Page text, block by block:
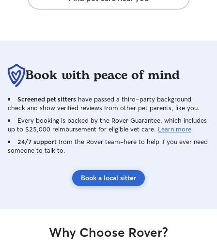
Durant les promenades je m’assurerais
bien sûr tout dépend des besoins de
votre animal , je m’adapterais à lui! Pour
les chat je m’assurerai qu’il ai à manger, à
boire, que leur litière soit faite et
évidemment je jouerais avec lui! Si
nécessaire je peux même le peigner ou
couper des griffes!
Book with peace of mind
Screened pet sitters have passed a third-party background
check and show verified reviews from other pet parents, like you.
Every booking is backed by the Rover Guarantee, which includes
up to $25,000 reimbursement for eligible vet care. Learn more
24/7 support from the Rover team–here to help if you ever need
someone to talk to.
Book a local sitter
Why Choose Rover?